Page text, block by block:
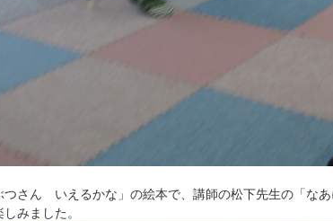
つさん いえるかな」の絵本で、講師の松下先生の「な
みました。